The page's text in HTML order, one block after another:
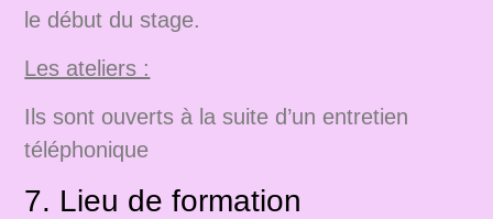
le début du stage.
Les ateliers :
Ils sont ouverts à la suite d’un entretien
téléphonique
7. Lieu de formation